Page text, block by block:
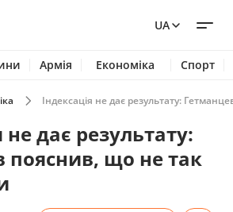
UA
Армія Економіка Спорт
Індексація не дає результату:
не дає результату:
пояснив, що не так